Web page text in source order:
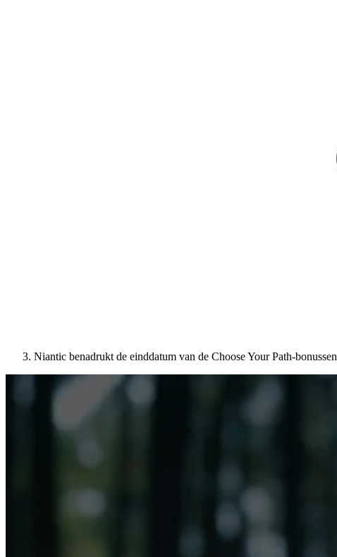
Niantic benadrukt de einddatum van de Choose Your Path-bonussen